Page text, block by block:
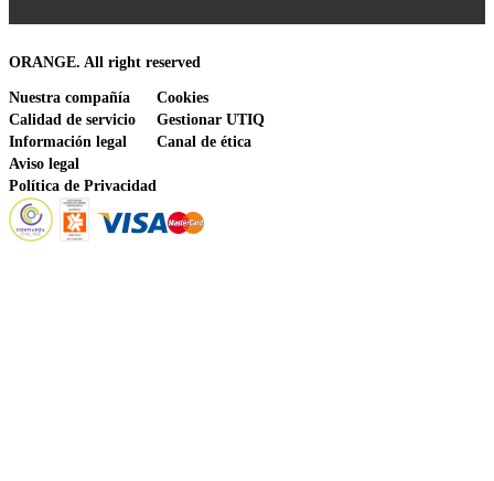
ORANGE. All right reserved
Nuestra compañía
Calidad de servicio
Información legal
Aviso legal
Política de Privacidad
Cookies
Gestionar UTIQ
Canal de ética